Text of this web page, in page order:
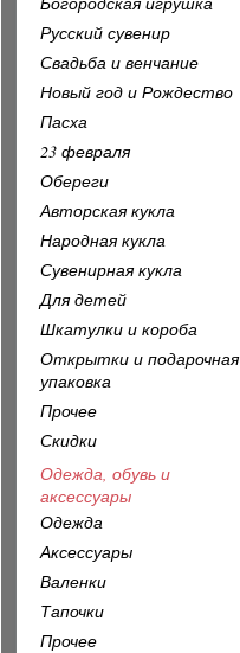
Русский сувенир
Свадьба и венчание
Новый год и Рождество
Пасха
23 февраля
Обереги
Авторская кукла
Народная кукла
Сувенирная кукла
Для детей
Шкатулки и короба
Открытки и подарочная
упаковка
Прочее
Скидки
Одежда, обувь и
аксессуары
Одежда
Аксессуары
Валенки
Тапочки
Прочее